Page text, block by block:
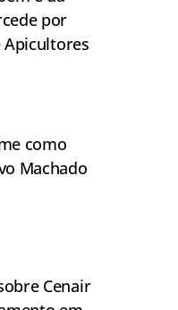
por
Apicultores
como
Machado
Cenair